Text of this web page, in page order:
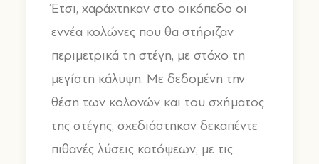
Έτσι, χαράχτηκαν στο οικόπεδο οι
εννέα κολώνες που θα στήριζαν
περιμετρικά τη στέγη, με στόχο τη
μεγίστη κάλυψη. Με δεδομένη την
θέση των κολονών και του σχήματος
της στέγης, σχεδιάστηκαν δεκαπέντε
πιθανές λύσεις κατόψεων, με τις